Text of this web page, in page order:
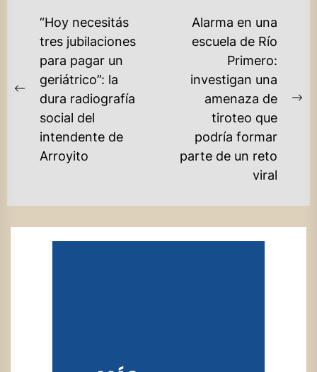
NAVEGACIÓN
ENTRADAS
Previous
post:
“Hoy necesitás
tres jubilaciones
para pagar un
geriátrico”: la
dura radiografía
social del
intendente de
Arroyito
Alarma en una
escuela de Río
Primero:
investigan una
amenaza de
tiroteo que
podría formar
parte de un reto
viral